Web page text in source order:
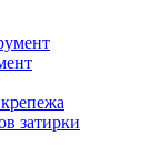
затирки